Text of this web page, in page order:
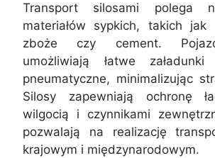
Transport silosami polega
materiałów sypkich, takich jak
zboże czy cement.
umożliwiają łatwe
pneumatyczne, minimalizując
Silosy zapewniają ochronę
wilgocią i czynnikami
pozwalają na realizację
krajowym i międzynarodowym.